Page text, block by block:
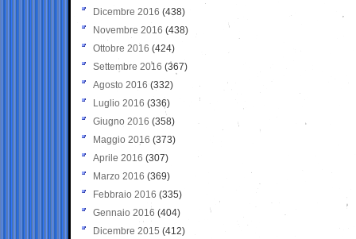
Dicembre 2016 (438)
Novembre 2016 (438)
Ottobre 2016 (424)
Settembre 2016 (367)
Agosto 2016 (332)
Luglio 2016 (336)
Giugno 2016 (358)
Maggio 2016 (373)
Aprile 2016 (307)
Marzo 2016 (369)
Febbraio 2016 (335)
Gennaio 2016 (404)
Dicembre 2015 (412)